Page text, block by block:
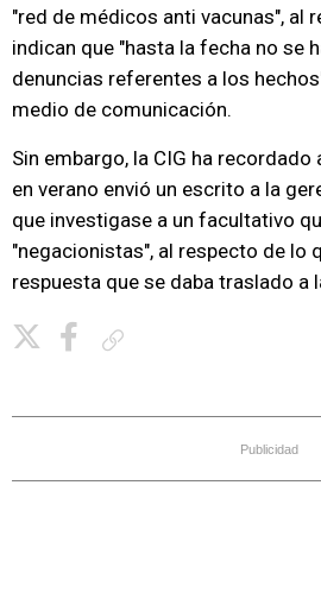
"red de médicos anti vacunas", al
indican que "hasta la fecha no se
denuncias referentes a los
medio de comunicación.
Sin embargo, la CIG ha recordado
en verano envió un escrito a la
que investigase a un facultativo
"negacionistas", al respecto de lo
respuesta que se daba traslado a
Publicidad